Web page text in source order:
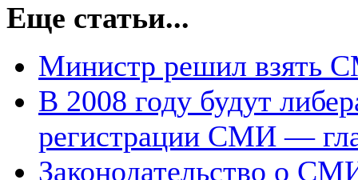
Еще статьи...
Министр решил взять
В 2008 году будут
регистрации СМИ —
Законодательство о